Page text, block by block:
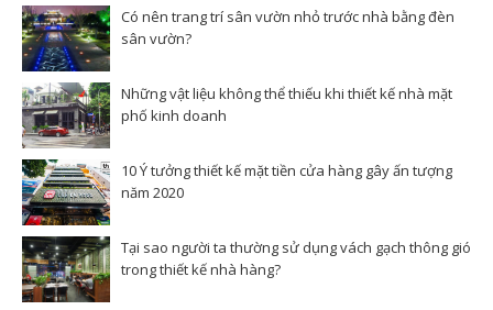
Có nên trang trí sân vườn nhỏ trước nhà bằng đèn
sân vườn?
Những vật liệu không thể thiếu khi thiết kế nhà mặt
phố kinh doanh
10 Ý tưởng thiết kế mặt tiền cửa hàng gây ấn tượng
năm 2020
Tại sao người ta thường sử dụng vách gạch thông gió
trong thiết kế nhà hàng?